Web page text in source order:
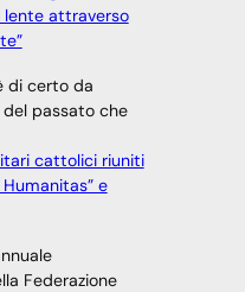
lente attraverso
di certo da
passato che
cattolici riuniti
e
Federazione